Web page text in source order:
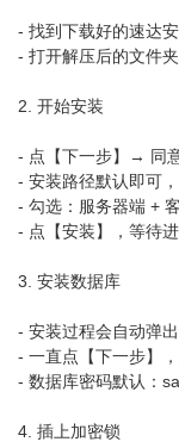
- 找到下载好的速达
- 打开解压后的文件
2. 开始安装
- 点【下一步】→ 同
- 安装路径默认即可
- 勾选：服务器端 +
- 点【安装】，等待
3. 安装数据库
- 安装过程会自动弹
- 一直点【下一步】
- 数据库密码默认：
4. 插上加密锁